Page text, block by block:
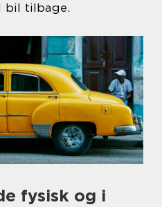
bil tilbage.
fysisk og i